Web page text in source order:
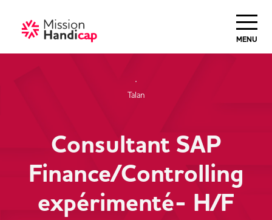
MENU
Talan
Consultant SAP
Finance/Controlling
expérimenté- H/F